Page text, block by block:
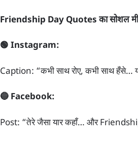
Friendship Day Quotes का सोशल
🟢 Instagram:
Caption: “कभी साथ रोए, कभी साथ हँसे…
🔵 Facebook:
Post: “तेरे जैसा यार कहाँ… और